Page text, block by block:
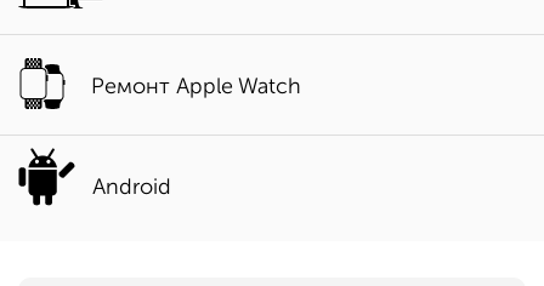
Ремонт Apple Watch
Android